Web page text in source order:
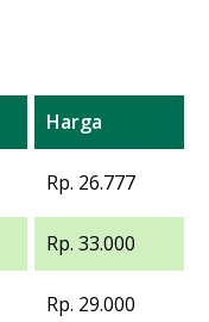
Harga
Rp. 26.777
Rp. 33.000
Rp. 29.000